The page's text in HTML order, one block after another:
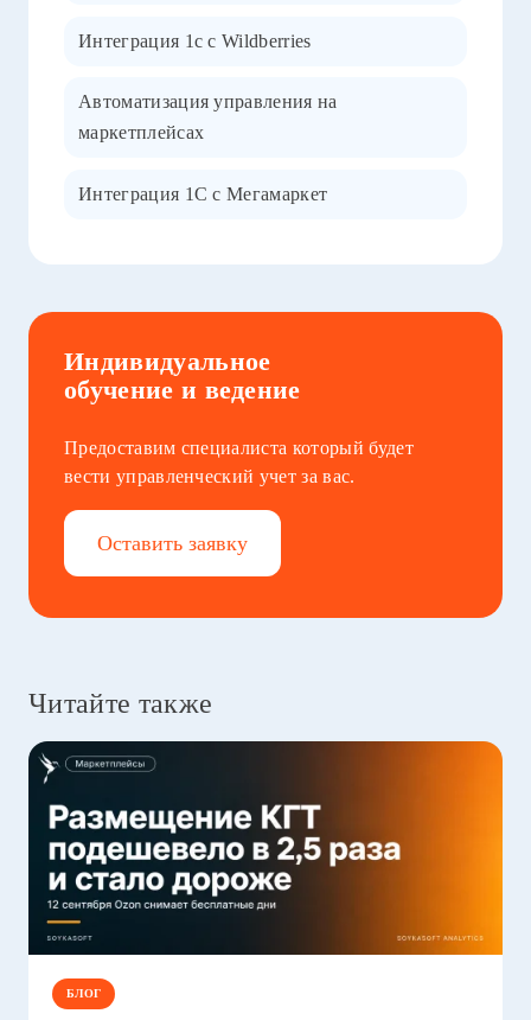
Интеграция 1c с Wildberries
Автоматизация управления на
маркетплейсах
Интеграция 1C с Мегамаркет
Индивидуальное
обучение и ведение
Предоставим специалиста который будет
вести управленческий учет за вас.
Оставить заявку
Читайте также
БЛОГ